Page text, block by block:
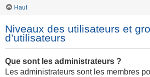
Haut
Niveaux des utilisateurs et
d’utilisateurs
Que sont les administrateurs ?
Les administrateurs sont les membres